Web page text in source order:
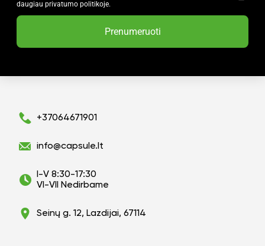
daugiau privatumo politikoje.
Prenumeruoti
+37064671901
info@capsule.lt
I-V 8:30-17:30
VI-VII Nedirbame
Seinų g. 12, Lazdijai, 67114